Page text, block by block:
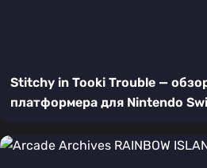
Stitchy in Tooki Trouble —
платформера для Nintendo